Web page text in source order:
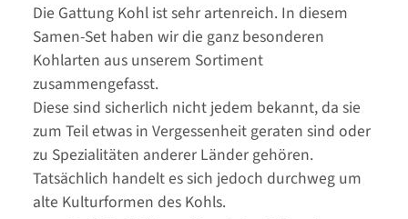
Die Gattung Kohl ist sehr artenreich. In diesem
Samen-Set haben wir die ganz besonderen
Kohlarten aus unserem Sortiment
zusammengefasst.
Diese sind sicherlich nicht jedem bekannt, da sie
zum Teil etwas in Vergessenheit geraten sind oder
zu Spezialitäten anderer Länder gehören.
Tatsächlich handelt es sich jedoch durchweg um
alte Kulturformen des Kohls.